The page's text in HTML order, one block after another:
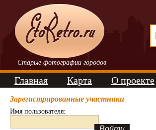
Старые фотографии городов
Главная Карта О проекте
Зарегистрированные участники
Имя пользователя: